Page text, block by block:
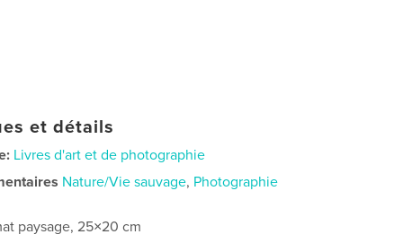
et détails
Livres d'art et de photographie
Nature/Vie sauvage, Photographie
paysage, 25×20 cm